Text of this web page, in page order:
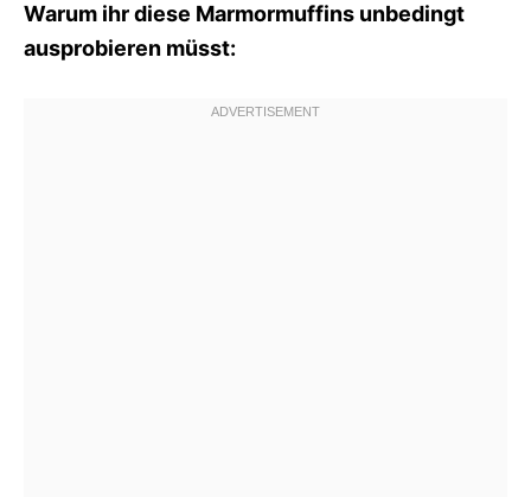
Warum ihr diese Marmormuffins unbedingt
ausprobieren müsst: